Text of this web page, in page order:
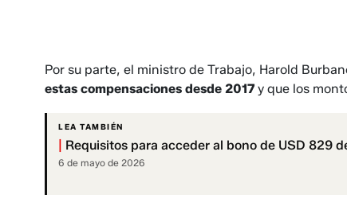
Por su parte, el ministro de Trabajo, Harold
estas compensaciones desde 2017 y que los
LEA TAMBIÉN
Requisitos para acceder al bono de USD 829
6 de mayo de 2026